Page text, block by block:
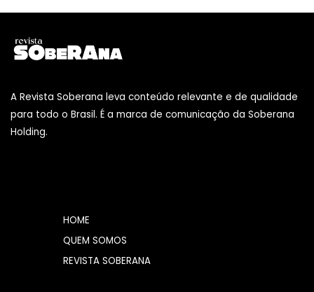
A Revista Soberana leva conteúdo relevante e de qualidade
para todo o Brasil. É a marca de comunicação da Soberana
Holding.
HOME
QUEM SOMOS
REVISTA SOBERANA